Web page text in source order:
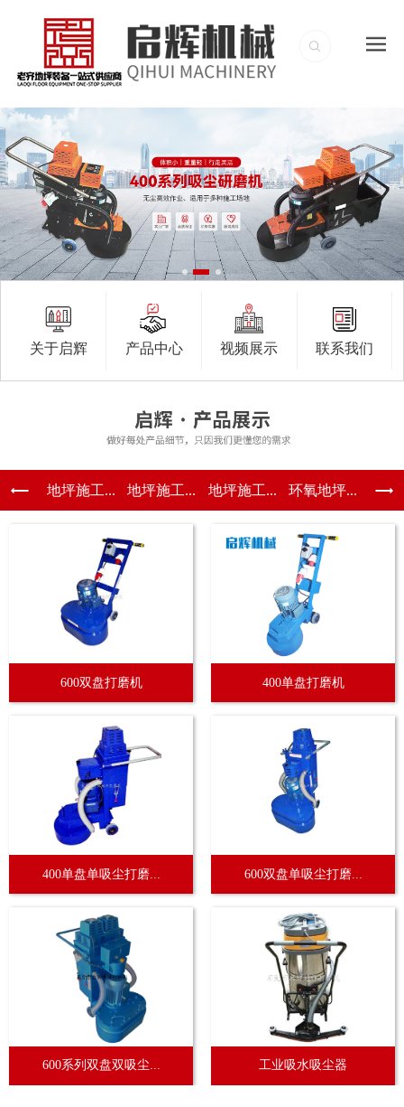
关于启辉 产品中心 视频展示 联系我们
地坪施工... 地坪施工... 地坪施工... 环氧地坪...
600双盘打磨机 400单盘打磨机
400单盘单吸尘打磨... 600双盘单吸尘打磨...
600系列双盘双吸尘... 工业吸水吸尘器